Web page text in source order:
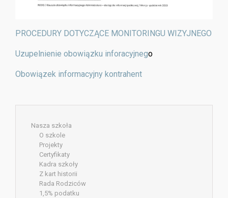
PROCEDURY DOTYCZĄCE MONITORINGU WIZYJNEGO
Uzupelnienie obowiązku inforacyjnego
Obowiązek informacyjny kontrahent
Nasza szkoła
O szkole
Projekty
Certyfikaty
Kadra szkoły
Z kart historii
Rada Rodziców
1,5% podatku